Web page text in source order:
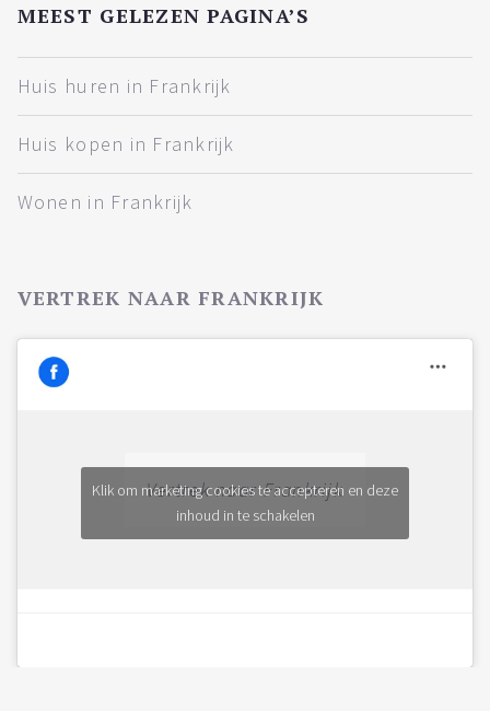
MEEST GELEZEN PAGINA’S
Huis huren in Frankrijk
Huis kopen in Frankrijk
Wonen in Frankrijk
VERTREK NAAR FRANKRIJK
Vertrek naar Frankrijk
Klik om marketing cookies te accepteren en deze
inhoud in te schakelen